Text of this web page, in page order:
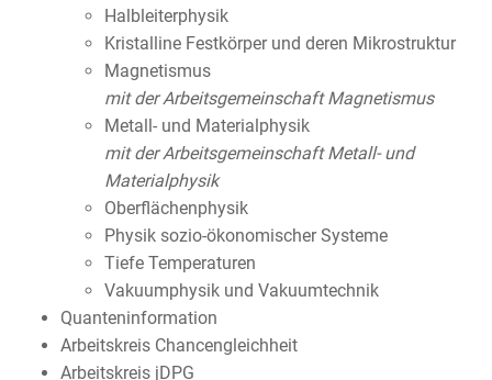
Halbleiterphysik
Kristalline Festkörper und deren Mikrostruktur
Magnetismus
mit der Arbeitsgemeinschaft Magnetismus
Metall- und Materialphysik
mit der Arbeitsgemeinschaft Metall- und
Materialphysik
Oberflächenphysik
Physik sozio-ökonomischer Systeme
Tiefe Temperaturen
Vakuumphysik und Vakuumtechnik
Quanteninformation
Arbeitskreis Chancengleichheit
Arbeitskreis jDPG